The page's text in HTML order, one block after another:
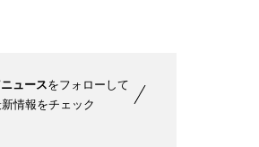
ュースをフォローして
情報をチェック